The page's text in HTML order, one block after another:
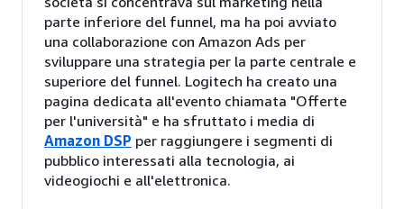
parte inferiore del funnel, ma ha poi avviato
una collaborazione con Amazon Ads per
sviluppare una strategia per la parte centrale e
superiore del funnel. Logitech ha creato una
pagina dedicata all'evento chiamata "Offerte
per l'università" e ha sfruttato i media di
Amazon DSP per raggiungere i segmenti di
pubblico interessati alla tecnologia, ai
videogiochi e all'elettronica.